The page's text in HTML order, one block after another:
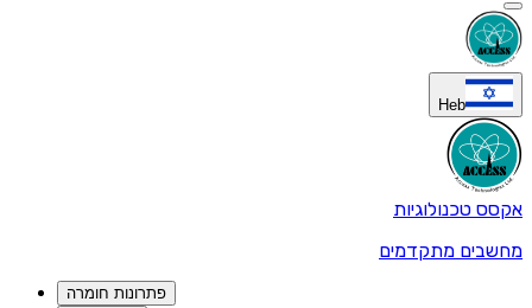
Heb
אקסס טכנולוגיות
מחשבים מתקדמים
פתרונות חומרה